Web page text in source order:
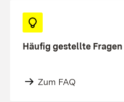
Häufig gestellte Fragen
Zum FAQ